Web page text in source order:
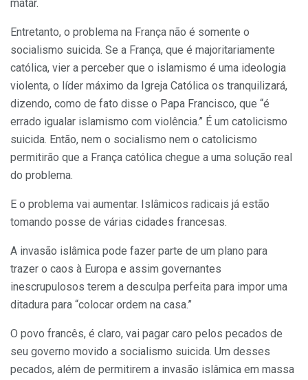
matar.
Entretanto, o problema na França não é somente o
socialismo suicida. Se a França, que é majoritariamente
católica, vier a perceber que o islamismo é uma ideologia
violenta, o líder máximo da Igreja Católica os tranquilizará,
dizendo, como de fato disse o Papa Francisco, que “é
errado igualar islamismo com violência.” É um catolicismo
suicida. Então, nem o socialismo nem o catolicismo
permitirão que a França católica chegue a uma solução real
do problema.
E o problema vai aumentar. Islâmicos radicais já estão
tomando posse de várias cidades francesas.
A invasão islâmica pode fazer parte de um plano para
trazer o caos à Europa e assim governantes
inescrupulosos terem a desculpa perfeita para impor uma
ditadura para “colocar ordem na casa.”
O povo francês, é claro, vai pagar caro pelos pecados de
seu governo movido a socialismo suicida. Um desses
pecados, além de permitirem a invasão islâmica em massa